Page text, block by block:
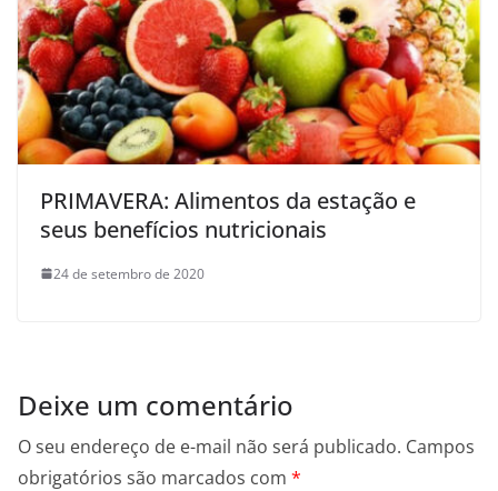
PRIMAVERA: Alimentos da estação e
seus benefícios nutricionais
24 de setembro de 2020
Deixe um comentário
O seu endereço de e-mail não será publicado. Campos
obrigatórios são marcados com *